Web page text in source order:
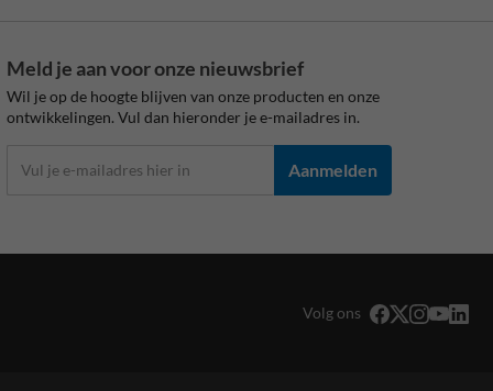
Meld je aan voor onze nieuwsbrief
Wil je op de hoogte blijven van onze producten en onze
ontwikkelingen. Vul dan hieronder je e-mailadres in.
Aanmelden
Volg ons